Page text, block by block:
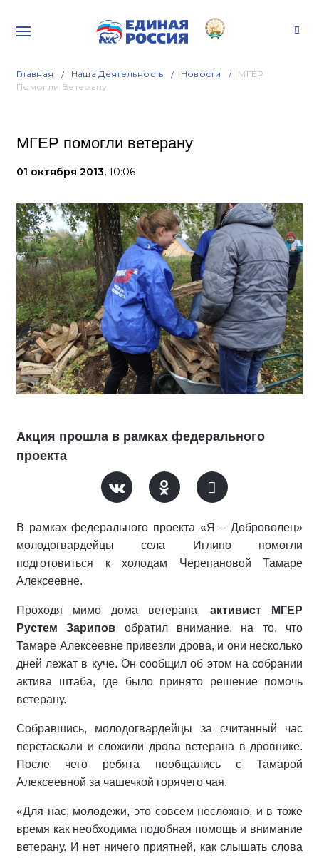
Главная Наша Деятельность Новости
МГЕР
Помогли Ветерану
МГЕР помогли ветерану
01 октября 2013, 10:06
Акция прошла в рамках федерального
проекта
В рамках федерального проекта «Я – Доброволец»
молодогвардейцы села Иглино помогли
подготовиться к холодам Черепановой Тамаре
Алексеевне.
Проходя мимо дома ветерана, активист МГЕР
Рустем Зарипов обратил внимание, на то, что
Тамаре Алексеевне привезли дрова, и они несколько
дней лежат в куче. Он сообщил об этом на собрании
актива штаба, где было принято решение помочь
ветерану.
Собравшись, молодогвардейцы за считанный час
перетаскали и сложили дрова ветерана в дровнике.
После чего ребята пообщались с Тамарой
Алексеевной за чашечкой горячего чая.
«Для нас, молодежи, это совсем несложно, и в тоже
время как необходима подобная помощь и внимание
ветерану. И нет ничего приятней, как слышать слова